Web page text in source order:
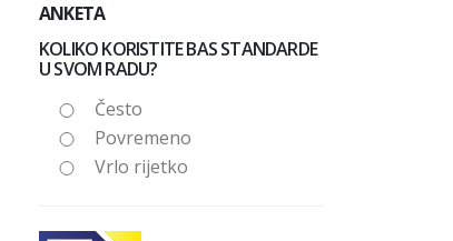
ANKETA
KOLIKO KORISTITE BAS STANDARDE
U SVOM RADU?
Često
Povremeno
Vrlo rijetko